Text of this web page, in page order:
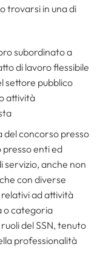
trovarsi in una di
subordinato a
di lavoro flessibile
settore pubblico
attività
concorso presso
presso enti ed
servizio, anche non
con diverse
ad attività
o categoria
del SSN, tenuto
professionalità